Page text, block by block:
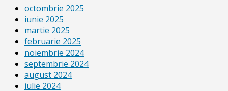
octombrie 2025
iunie 2025
martie 2025
februarie 2025
noiembrie 2024
septembrie 2024
august 2024
iulie 2024